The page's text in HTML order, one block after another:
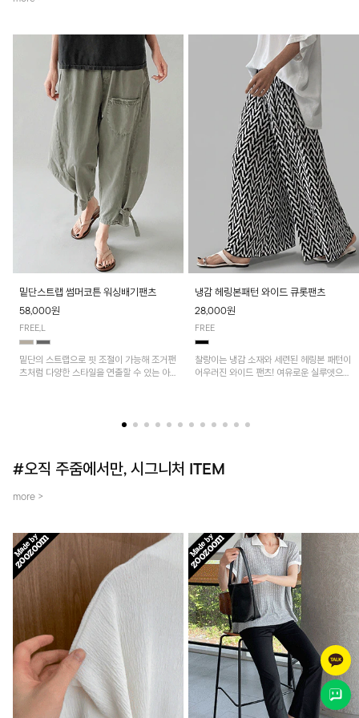
밑단스트랩 썸머코튼 워싱배기팬츠
58,000원
FREE,L
밑단의 스트랩으로 핏 조절이 가능해 조거팬
츠처럼 다양한 스타일을 연출할 수 있는 아
냉감 헤링본패턴 와이드 큐롯팬츠
28,000원
FREE
찰랑이는 냉감 소재와 세련된 헤링본 패턴이
어우러진 와이드 팬츠! 여유로운 실루엣으로
#오직 주줌에서만, 시그니처 ITEM
more >